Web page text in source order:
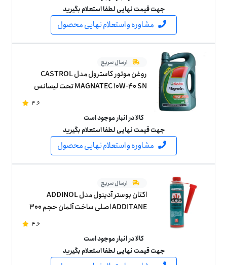
جهت قیمت نهایی لطفا استعلام بگیرید
مشاوره و استعلام نهایی محصول
ارسال سریع
روغن موتور کاسترول مدل CASTROL
MAGNATEC 10W-40 SN تحت لیسانس
4.6
کالا در انبار موجود است
جهت قیمت نهایی لطفا استعلام بگیرید
مشاوره و استعلام نهایی محصول
ارسال سریع
اکتان بوستر آدینول مدل ADDINOL
ADDITANE اصلی ساخت آلمان حجم 300
4.6
کالا در انبار موجود است
جهت قیمت نهایی لطفا استعلام بگیرید